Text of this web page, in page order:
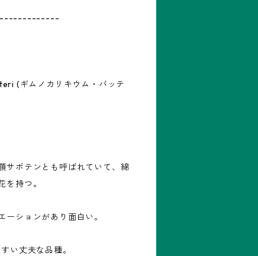
(ギムノカリキウム・バッテ
サボテンとも呼ばれていて、綿
を持つ。
ーションがあり面白い。
い丈夫な品種。